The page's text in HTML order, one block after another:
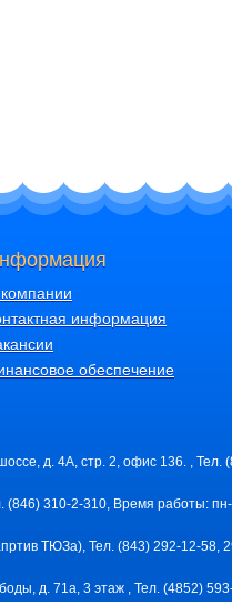
информация
обеспечение
д. 4А, стр. 2, офис 136. ,
(846) 310-2-310, Время работы:
ТЮЗа), Тел. (843) 292-12-
д. 71a, 3 этаж , Тел. (4852)